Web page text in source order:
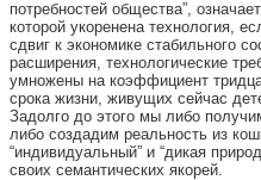
потребностей общества”,
которой укоренена технология,
сдвиг к экономике стабильного
расширения, технологические
умножены на коэффициент
срока жизни, живущих сейчас
Задолго до этого мы либо
либо создадим реальность из
“индивидуальный” и “дикая
своих семантических якорей.